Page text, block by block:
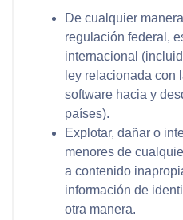
De cualquier
regulación federal,
internacional
ley relacionada con
software hacia y
países).
Explotar, dañar o
menores de
a contenido
información de
otra manera.